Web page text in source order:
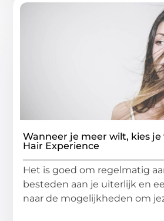
Wanneer je meer wilt, kies
Hair Experience
Het is goed om regelmatig
besteden aan je uiterlijk en
naar de mogelijkheden om